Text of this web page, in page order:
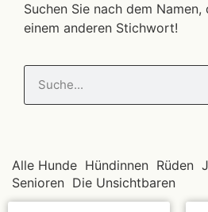
Suchen Sie nach dem Namen,
einem anderen Stichwort!
Alle Hunde Hündinnen Rüden
Senioren Die Unsichtbaren